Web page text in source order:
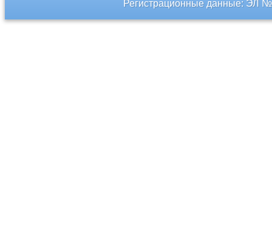
Регистрационные данные: ЭЛ №